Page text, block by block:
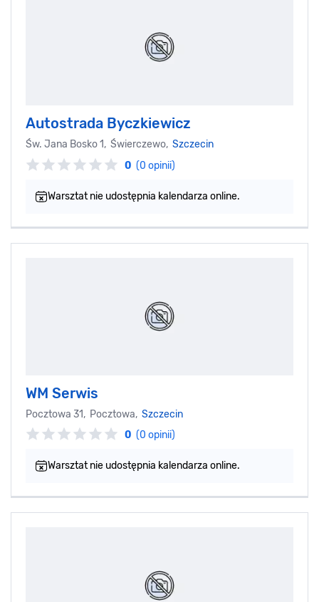
Autostrada Byczkiewicz
Św. Jana Bosko 1, Świerczewo, Szczecin
0 (0 opinii)
Warsztat nie udostępnia kalendarza online.
WM Serwis
Pocztowa 31, Pocztowa, Szczecin
0 (0 opinii)
Warsztat nie udostępnia kalendarza online.